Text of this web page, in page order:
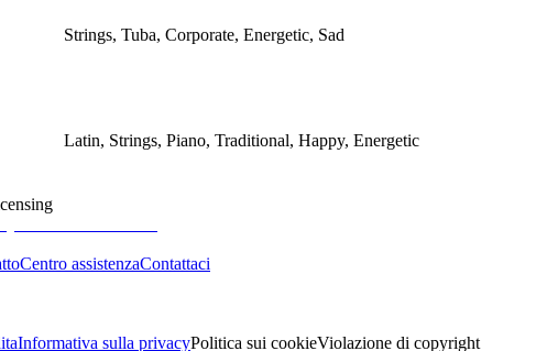
Strings, Tuba, Corporate, Energetic, Sad
Latin, Strings, Piano, Traditional, Happy, Energetic
Centro assistenzaContattaci
Informativa sulla privacyPolitica sui cookieViolazione di copyright